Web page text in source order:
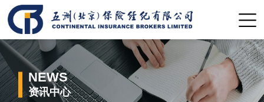
NEWS
资讯中心